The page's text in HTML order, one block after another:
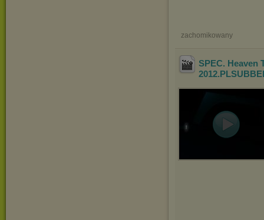
zachomikowany
SPEC. Heaven